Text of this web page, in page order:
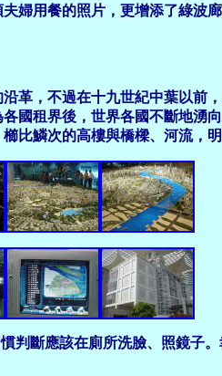
用餐的照片，更增添了綠波
革，不過在十九世紀中葉以前
國租界後，世界各國不斷地湧
比鱗次的高樓與橋樑、河流，
判斷應該在廁所洗臉、照鏡子